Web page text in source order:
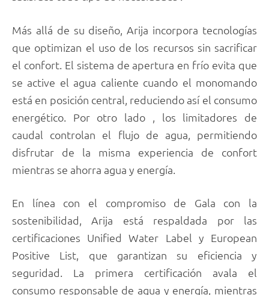
Más allá de su diseño, Arija incorpora tecnologías
que optimizan el uso de los recursos sin sacrificar
el confort. El sistema de apertura en frío evita que
se active el agua caliente cuando el monomando
está en posición central, reduciendo así el consumo
energético. Por otro lado , los limitadores de
caudal controlan el flujo de agua, permitiendo
disfrutar de la misma experiencia de confort
mientras se ahorra agua y energía.
En línea con el compromiso de Gala con la
sostenibilidad, Arija está respaldada por las
certificaciones Unified Water Label y European
Positive List, que garantizan su eficiencia y
seguridad. La primera certificación avala el
consumo responsable de agua y energía, mientras